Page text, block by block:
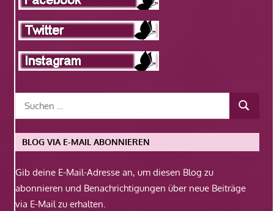
BLOG VIA E-MAIL ABONNIEREN
Gib deine E-Mail-Adresse an, um diesen Blog zu
abonnieren und Benachrichtigungen über neue Beiträge
via E-Mail zu erhalten.